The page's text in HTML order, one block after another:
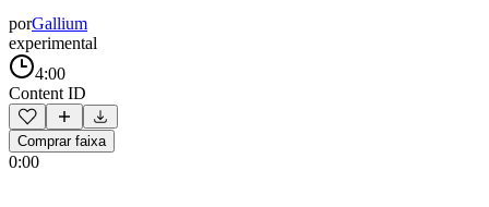
porGallium
experimental
4:00
Content ID
Comprar faixa
0:00